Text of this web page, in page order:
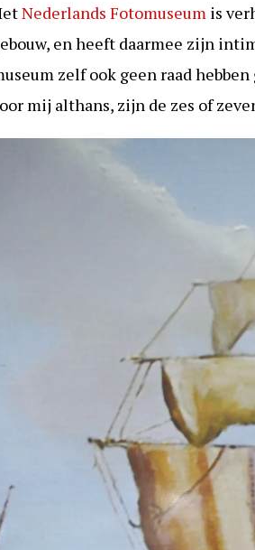
Nederlands Fotomuseum is
en heeft daarmee zijn
zelf ook geen raad
mij althans, zijn de zes of